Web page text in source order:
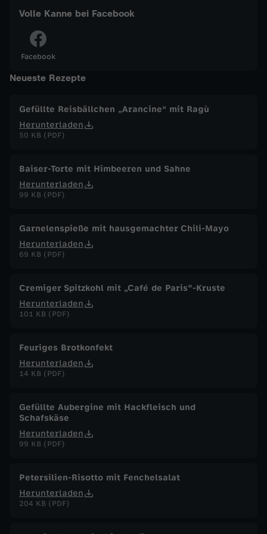
a
n
n
e
v
o
m
4
S
p
e
m
b
e
Volle Kanne bei Facebook
Facebook
Neueste Rezepte
Gefüllte Reisbällchen „Arancine“ mit Ragù
Herunterladen
50 KB (PDF)
Baiser-Torte mit Himbeeren und Sahne
Herunterladen
99 KB (PDF)
Garnelenspieße mit hausgemachter Chili-Mayo
Herunterladen
69 KB (PDF)
Cremiger Spitzkohl mit „Café de Paris"-Kruste
Herunterladen
101 KB (PDF)
Feuriges Brotkonfekt
Herunterladen
14 KB (PDF)
Gefüllte Aubergine mit Hackfleisch und
Schafskäse
Herunterladen
99 KB (PDF)
Petersilien-Risotto mit Fenchelsalat
Herunterladen
204 KB (PDF)